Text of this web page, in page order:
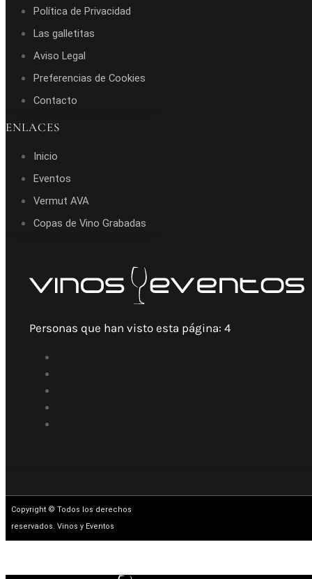
Política de Privacidad
Las galletitas
Aviso Legal
Preferencias de Cookies
Contacto
ENLACES
Inicio
Eventos
Vermut AVA
Copas de Vino Grabadas
Personas que han visto esta página: 4
Copyright © Todos los derechos
reservados. Vinos y Eventos